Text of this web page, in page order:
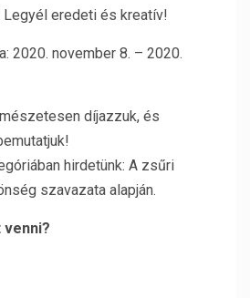
Legyél eredeti és kreatív!
2020. november 8. – 2020.
díjazzuk, és
hirdetünk: A zsűri
szavazata alapján.